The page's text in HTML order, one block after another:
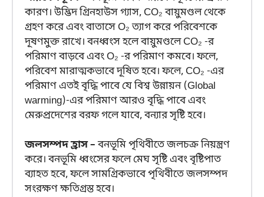
কারণ। উদ্ভিদ গ্রিনহাউস গ্যাস, CO₂ বায়ুমণ্ডল থেকে
গ্রহণ করে এবং বাতাসে O₂ ত্যাগ করে পরিবেশকে
দূষণমুক্ত রাখে। বনধ্বংস হলে বায়ুমণ্ডলে CO₂ -র
পরিমাণ বাড়বে এবং O₂ -র পরিমাণ কমবে। ফলে,
পরিবেশ মারাত্মকভাবে দূষিত হবে। ফলে, CO₂ -এর
পরিমাণ এতই বৃদ্ধি পাবে যে বিশ্ব উন্নায়ন (Global
warming)-এর পরিমাণ আরও বৃদ্ধি পাবে এবং
মেরুপ্রদেশের বরফ গলে যাবে, বন্যার সৃষ্টি হবে।
জলসম্পদ হ্রাস –বনভূমি পৃথিবীতে জলচক্র নিয়ন্ত্রণ
করে। বনভূমি ধ্বংসের ফলে মেঘ সৃষ্টি এবং বৃষ্টিপাত
ব্যাহত হবে, ফলে সামগ্রিকভাবে পৃথিবীতে জলসম্পদ
সংরক্ষণ ক্ষতিগ্রস্ত হবে।